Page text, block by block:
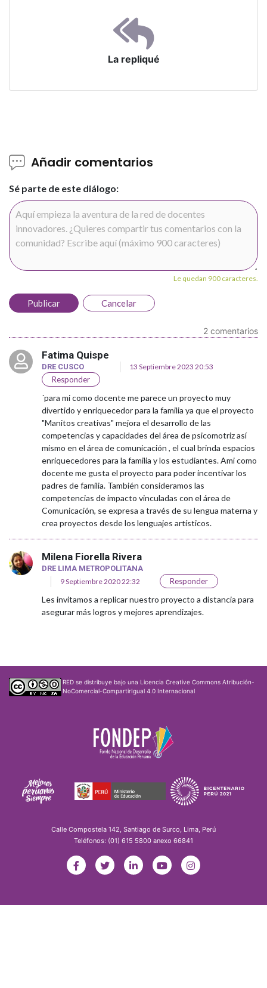
La repliqué
Añadir comentarios
Sé parte de este diálogo:
Le quedan 900 caracteres.
Publicar Cancelar
2 comentarios
Fatima Quispe
DRE CUSCO 13 Septiembre 2023 20:53
Responder
´para mi como docente me parece un proyecto muy
divertido y enriquecedor para la familia ya que el proyecto
"Manitos creativas" mejora el desarrollo de las
competencias y capacidades del área de psicomotriz así
mismo en el área de comunicación , el cual brinda espacios
enriquecedores para la familia y los estudiantes. Ami como
docente me gusta el proyecto para poder incentivar los
padres de familia. También consideramos las
competencias de impacto vinculadas con el área de
Comunicación, se expresa a través de su lengua materna y
crea proyectos desde los lenguajes artísticos.
Milena Fiorella Rivera
DRE LIMA METROPOLITANA
9 Septiembre 2020 22:32
Responder
Les invitamos a replicar nuestro proyecto a distancia para
asegurar más logros y mejores aprendizajes.
RED se distribuye bajo una Licencia Creative Commons Atribución-
NoComercial-CompartirIgual 4.0 Internacional
Calle Compostela 142, Santiago de Surco, Lima, Perú
Teléfonos: (01) 615 5800 anexo 66841